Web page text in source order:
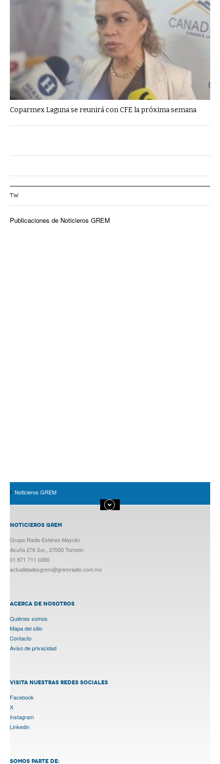
Coparmex Laguna se reunirá con CFE la próxima semana
TW
Publicaciones de Noticieros GREM
Noticieros GREM
NOTICIEROS GREM
Grupo Radio Estéreo Mayrán
Acuña 276 Sur., 27000 Torreón
01 871 711 0260
actualidadesgrem@gremradio.com.mx
ACERCA DE NOSOTROS
Quiénes somos
Mapa del sitio
Contacto
Aviso de privacidad
VISITA NUESTRAS REDES SOCIALES
Facebook
X
Instagram
Linkedin
SOMOS PARTE DE: